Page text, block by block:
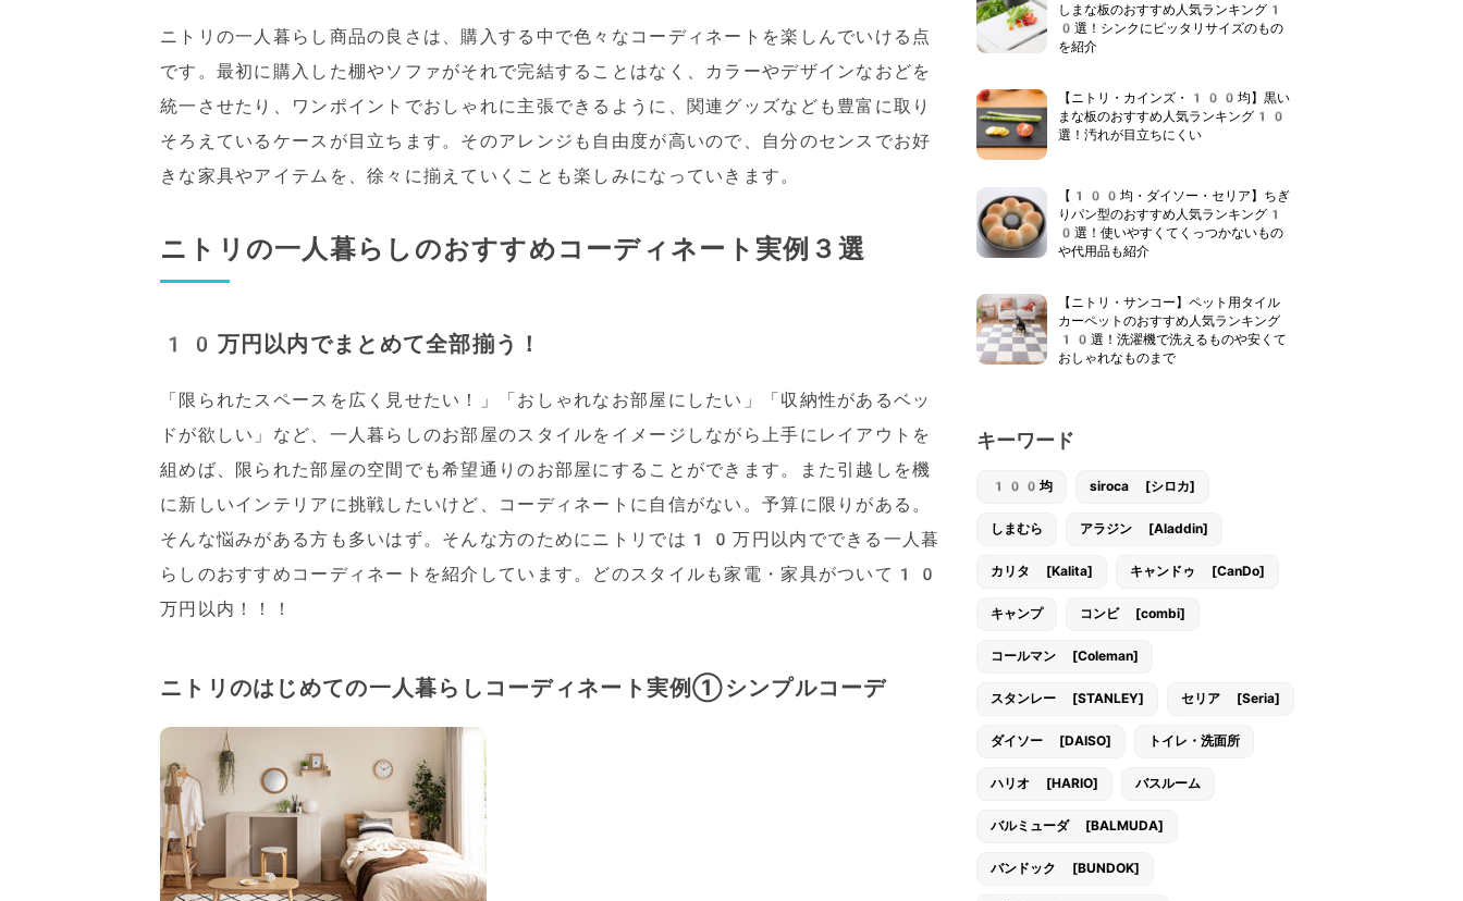
ニトリの一人暮らし商品の良さは、購入する中で色々なコーディネートを楽しんでいける点
です。最初に購入した棚やソファがそれで完結することはなく、カラーやデザインなおどを
統一させたり、ワンポイントでおしゃれに主張できるように、関連グッズなども豊富に取り
そろえているケースが目立ちます。そのアレンジも自由度が高いので、自分のセンスでお好
きな家具やアイテムを、徐々に揃えていくことも楽しみになっていきます。
ニトリの一人暮らしのおすすめコーディネート実例３選
10万円以内でまとめて全部揃う！
「限られたスペースを広く見せたい！」「おしゃれなお部屋にしたい」「収納性があるベッ
ドが欲しい」など、一人暮らしのお部屋のスタイルをイメージしながら上手にレイアウトを
組めば、限られた部屋の空間でも希望通りのお部屋にすることができます。また引越しを機
に新しいインテリアに挑戦したいけど、コーディネートに自信がない。予算に限りがある。
そんな悩みがある方も多いはず。そんな方のためにニトリでは10万円以内でできる一人暮
らしのおすすめコーディネートを紹介しています。どのスタイルも家電・家具がついて10
万円以内！！！
ニトリのはじめての一人暮らしコーディネート実例①シンプルコーデ
しまな板のおすすめ人気ランキング1
0選！シンクにピッタリサイズのもの
を紹介
【ニトリ・カインズ・100均】黒い
まな板のおすすめ人気ランキング10
選！汚れが目立ちにくい
【100均・ダイソー・セリア】ちぎ
りパン型のおすすめ人気ランキング1
0選！使いやすくてくっつかないもの
や代用品も紹介
【ニトリ・サンコー】ペット用タイル
カーペットのおすすめ人気ランキング
10選！洗濯機で洗えるものや安くて
おしゃれなものまで
キーワード
100均 siroca [シロカ]
しまむら アラジン [Aladdin]
カリタ [Kalita] キャンドゥ [CanDo]
キャンプ コンビ [combi]
コールマン [Coleman]
スタンレー [STANLEY] セリア [Seria]
ダイソー [DAISO] トイレ・洗面所
ハリオ [HARIO] バスルーム
バルミューダ [BALMUDA]
バンドック [BUNDOK]